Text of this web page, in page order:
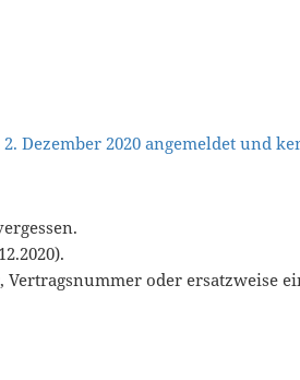
Dezember 2020 angemeldet und
oder ersatzweise